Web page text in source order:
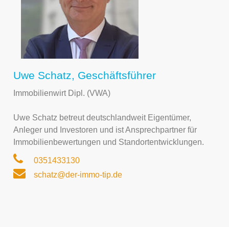
Uwe Schatz, Geschäftsführer
Immobilienwirt Dipl. (VWA)
Uwe Schatz betreut deutschlandweit Eigentümer,
Anleger und Investoren und ist Ansprechpartner für
Immobilienbewertungen und Standortentwicklungen.
0351433130
schatz@der-immo-tip.de